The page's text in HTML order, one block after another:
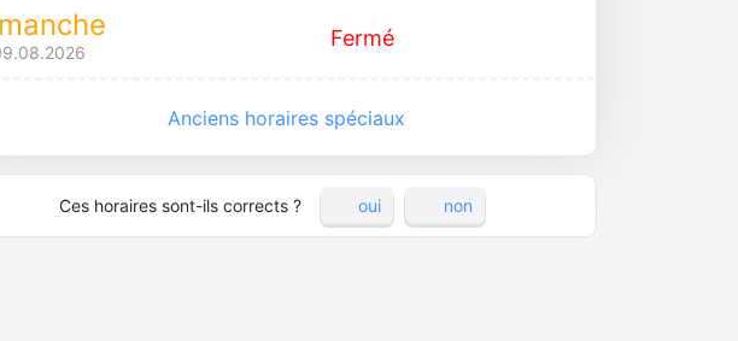
Fermé
Anciens horaires spéciaux
Ces horaires sont-ils corrects ? oui non